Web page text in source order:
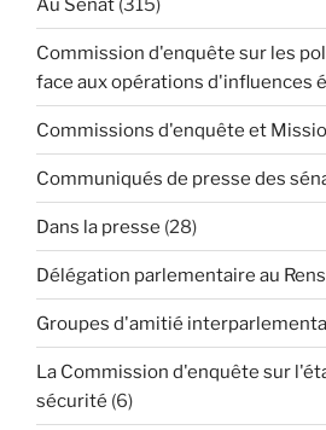
Au Sénat (315)
Commission d'enquête sur les
face aux opérations d'influences
Commissions d'enquête et
Communiqués de presse des
Dans la presse (28)
Délégation parlementaire au
Groupes d'amitié
La Commission d'enquête sur
sécurité (6)